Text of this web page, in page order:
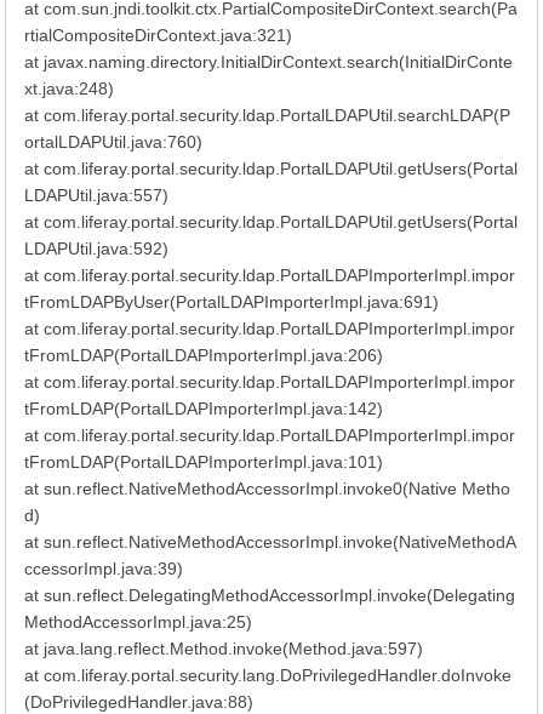
at com.sun.jndi.toolkit.ctx.PartialCompositeDirContext.search(Pa
rtialCompositeDirContext.java:321)
at javax.naming.directory.InitialDirContext.search(InitialDirConte
xt.java:248)
at com.liferay.portal.security.ldap.PortalLDAPUtil.searchLDAP(P
ortalLDAPUtil.java:760)
at com.liferay.portal.security.ldap.PortalLDAPUtil.getUsers(Portal
LDAPUtil.java:557)
at com.liferay.portal.security.ldap.PortalLDAPUtil.getUsers(Portal
LDAPUtil.java:592)
at com.liferay.portal.security.ldap.PortalLDAPImporterImpl.impor
tFromLDAPByUser(PortalLDAPImporterImpl.java:691)
at com.liferay.portal.security.ldap.PortalLDAPImporterImpl.impor
tFromLDAP(PortalLDAPImporterImpl.java:206)
at com.liferay.portal.security.ldap.PortalLDAPImporterImpl.impor
tFromLDAP(PortalLDAPImporterImpl.java:142)
at com.liferay.portal.security.ldap.PortalLDAPImporterImpl.impor
tFromLDAP(PortalLDAPImporterImpl.java:101)
at sun.reflect.NativeMethodAccessorImpl.invoke0(Native Metho
d)
at sun.reflect.NativeMethodAccessorImpl.invoke(NativeMethodA
ccessorImpl.java:39)
at sun.reflect.DelegatingMethodAccessorImpl.invoke(Delegating
MethodAccessorImpl.java:25)
at java.lang.reflect.Method.invoke(Method.java:597)
at com.liferay.portal.security.lang.DoPrivilegedHandler.doInvoke
(DoPrivilegedHandler.java:88)